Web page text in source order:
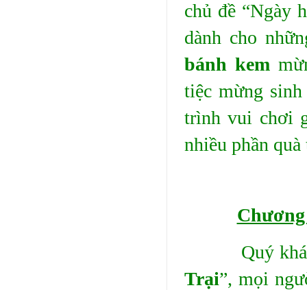
chủ đề “Ngày
dành cho
bánh kem
tiệc mừng
trình vui chơi
nhiều phần
Quý khách
Trại”, mọi